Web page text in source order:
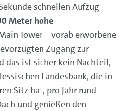
schnellen Aufzug
Meter hohe
Tower – vorab erworbene
Zugang zur
das ist sicher kein Nachteil,
Landesbank, die in
Sitz hat, pro Jahr rund
und genießen den